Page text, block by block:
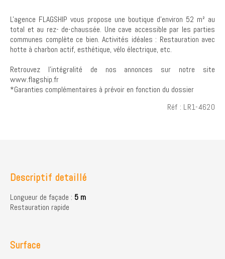
L'agence FLAGSHIP vous propose une boutique d'environ 52 m² au
total et au rez- de-chaussée. Une cave accessible par les parties
communes complète ce bien. Activités idéales : Restauration avec
hotte à charbon actif, esthétique, vélo électrique, etc.
Retrouvez l’intégralité de nos annonces sur notre site
www.flagship.fr
*Garanties complémentaires à prévoir en fonction du dossier
Réf : LR1-4620
Descriptif detaillé
Longueur de façade : 5 m
Restauration rapide
Surface